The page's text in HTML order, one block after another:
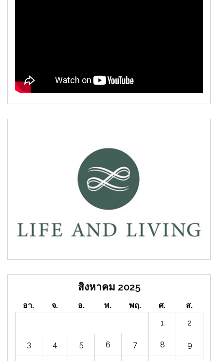
สิงหาคม 2025
อา. จ. อ. พ. พฤ. ศ.
ส.
1
2
3 4 5 6 7 8 9